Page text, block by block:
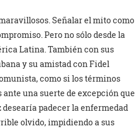
Señalar el mito como
Pero no sólo desde la
Latina. También con sus
y su amistad con Fidel
como si los términos
una suerte de excepción que
padecer la enfermedad
olvido, impidiendo a sus